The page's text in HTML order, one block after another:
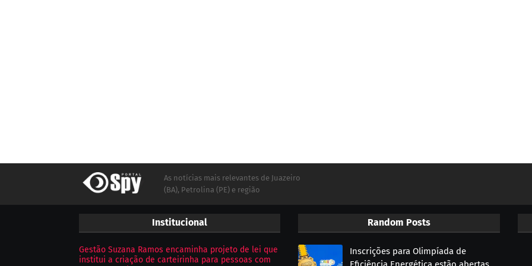
As notícias mais relevantes de Juazeiro
(BA), Petrolina (PE) e região
Institucional
Gestão Suzana Ramos encaminha projeto de lei que
institui a criação de carteirinha para pessoas com
Random Posts
Inscrições para Olimpíada de